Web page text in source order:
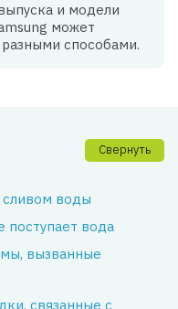
и модели
может
способами.
Свернуть
сливом воды
поступает вода
вызванные
связанные с